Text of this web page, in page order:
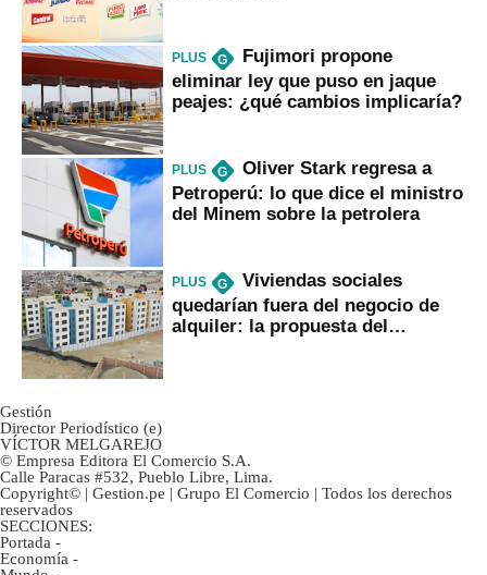
PLUS G
Fujimori propone
eliminar ley que puso en jaque
peajes: ¿qué cambios implicaría?
PLUS G
Oliver Stark regresa a
Petroperú: lo que dice el ministro
del Minem sobre la petrolera
PLUS G
Viviendas sociales
quedarían fuera del negocio de
alquiler: la propuesta del
Gestión
Director Periodístico (e)
VÍCTOR MELGAREJO
© Empresa Editora El Comercio S.A.
Calle Paracas #532, Pueblo Libre, Lima.
Copyright© | Gestion.pe | Grupo El Comercio | Todos los derechos
reservados
SECCIONES:
Portada -
Economía -